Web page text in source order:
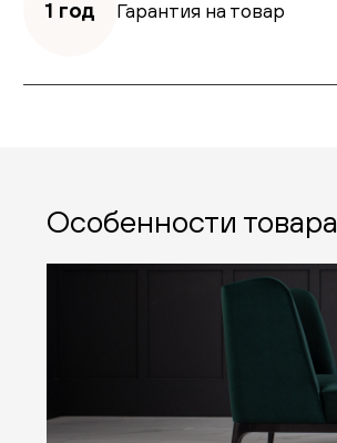
1 год Гарантия на товар
Особенности товара